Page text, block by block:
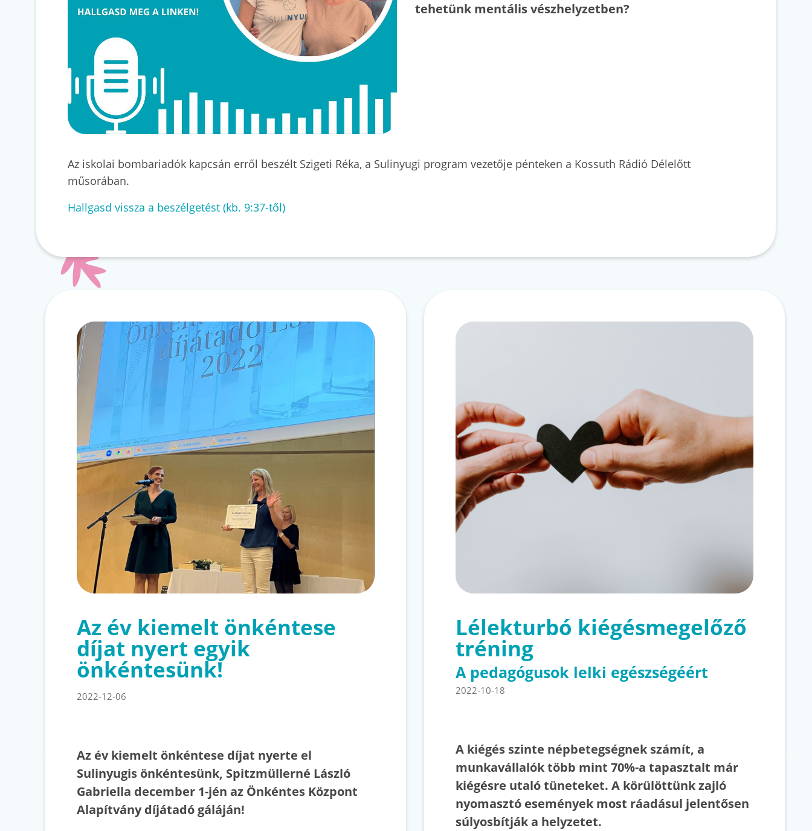
tehetünk mentális vészhelyzetben?
Az iskolai bombariadók kapcsán erről beszélt Szigeti Réka, a Sulinyugi program vezetője pénteken a Kossuth Rádió Délelőtt
műsorában.
Hallgasd vissza a beszélgetést (kb. 9:37-től)
Az év kiemelt önkéntese
díjat nyert egyik
önkéntesünk!
2022-12-06
Az év kiemelt önkéntese díjat nyerte el
Sulinyugis önkéntesünk, Spitzmüllerné László
Gabriella december 1-jén az Önkéntes Központ
Alapítvány díjátadó gáláján!
Lélekturbó kiégésmegelőző
tréning
A pedagógusok lelki egészségéért
2022-10-18
A kiégés szinte népbetegségnek számít, a
munkavállalók több mint 70%-a tapasztalt már
kiégésre utaló tüneteket. A körülöttünk zajló
nyomasztó események most ráadásul jelentősen
súlyosbítják a helyzetet.